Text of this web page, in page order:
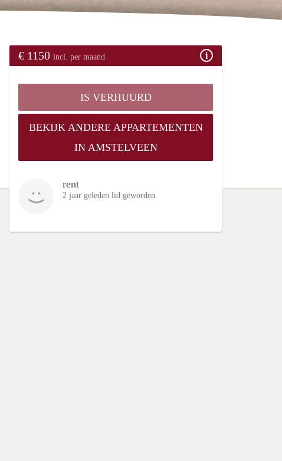
€ 1150 incl. per maand
IS VERHUURD
BEKIJK ANDERE APPARTEMENTEN
IN AMSTELVEEN
rent
2 jaar geleden lid geworden